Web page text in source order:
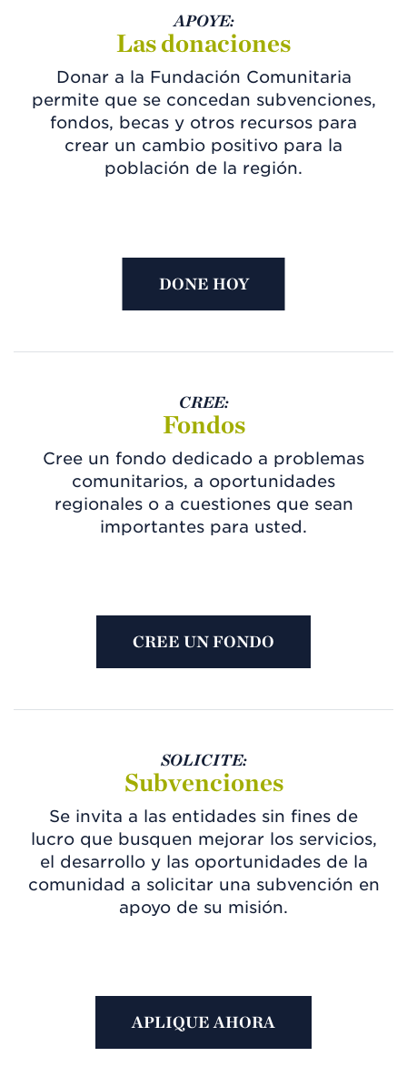
APOYE:
Las donaciones
Donar a la Fundación Comunitaria
permite que se concedan subvenciones,
fondos, becas y otros recursos para
crear un cambio positivo para la
población de la región.
DONE HOY
CREE:
Fondos
Cree un fondo dedicado a problemas
comunitarios, a oportunidades
regionales o a cuestiones que sean
importantes para usted.
CREE UN FONDO
SOLICITE:
Subvenciones
Se invita a las entidades sin fines de
lucro que busquen mejorar los servicios,
el desarrollo y las oportunidades de la
comunidad a solicitar una subvención en
apoyo de su misión.
APLIQUE AHORA